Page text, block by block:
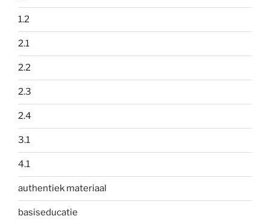
1.2
2.1
2.2
2.3
2.4
3.1
4.1
authentiek materiaal
basiseducatie